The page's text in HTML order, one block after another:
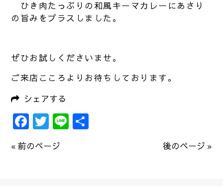
ひき肉たっぷりの和風キーマカレーにあさり
の旨みをプラスしました。
ぜひお試しくださいませ。
ご来店こころよりお待ちしております。
シェアする
Facebook
Twitter
Line
« 前のページ 後のページ »